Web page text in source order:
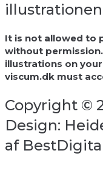
It is not allowed to
without
illustrations on
viscum.dk must
Copyright ©
Design:
af